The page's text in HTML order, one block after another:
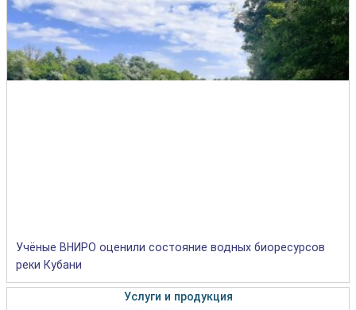
Учёные ВНИРО оценили состояние водных биоресурсов
реки Кубани
Услуги и продукция